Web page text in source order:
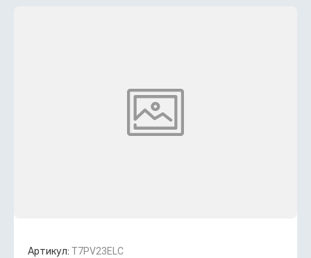
Артикул: T7PV23ELC